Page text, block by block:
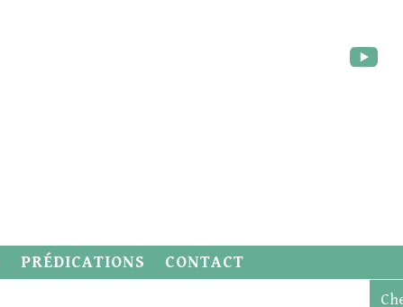
PRÉDICATIONS CONTACT